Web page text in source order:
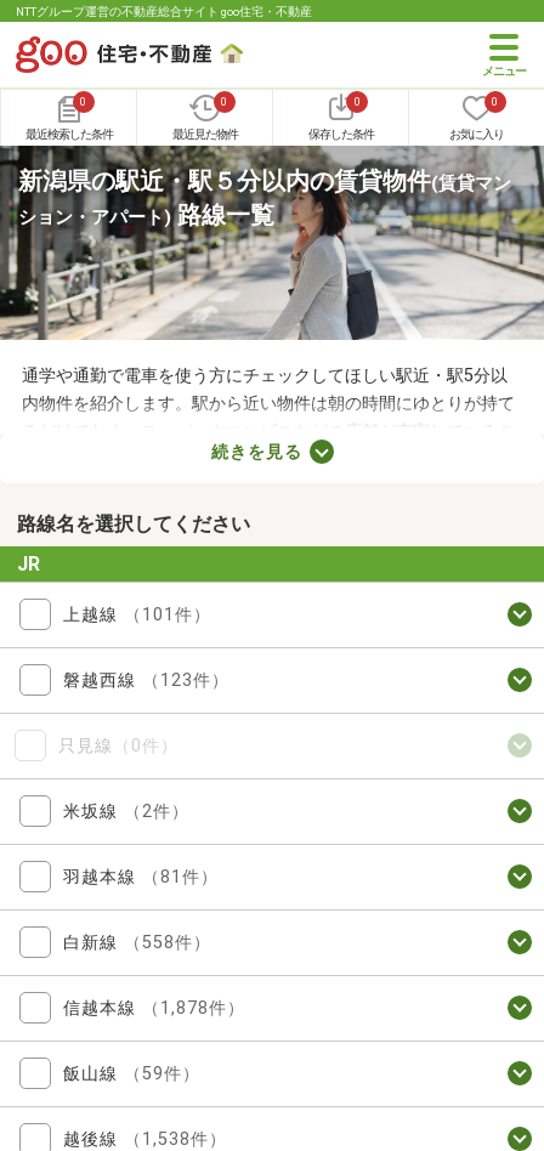
NTTグループ運営の不動産総合サイト goo住宅・不動産
0
最近検索した条件
0
最近見た物件
0
保存した条件
0
お気に入り
新潟県の駅近・駅５分以内の賃貸物件(賃貸マン
ション・アパート)路線一覧
通学や通勤で電車を使う方にチェックしてほしい駅近・駅5分以
内物件を紹介します。駅から近い物件は朝の時間にゆとりが持て
るだけでなく、スーパーやコンビニなどの店舗が充実しているこ
とも魅力。物件数も多いので、間取りや家賃などから自由に選べ
ょう。
続きを見る
路線名を選択してください
JR
上越線 （101件）
磐越西線 （123件）
只見線 （0件）
米坂線 （2件）
羽越本線 （81件）
白新線 （558件）
信越本線 （1,878件）
飯山線 （59件）
越後線 （1,538件）